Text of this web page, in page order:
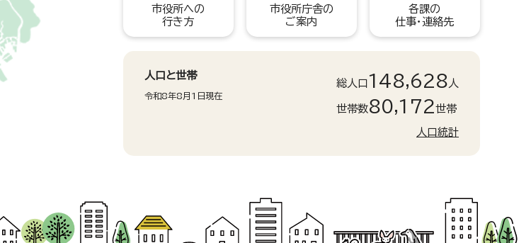
市役所への
行き方
市役所庁舎の
ご案内
各課の
仕事・連絡先
人口と世帯
令和8年8月1日現在
総人口 148,628 人
世帯数80,172世帯
人口統計